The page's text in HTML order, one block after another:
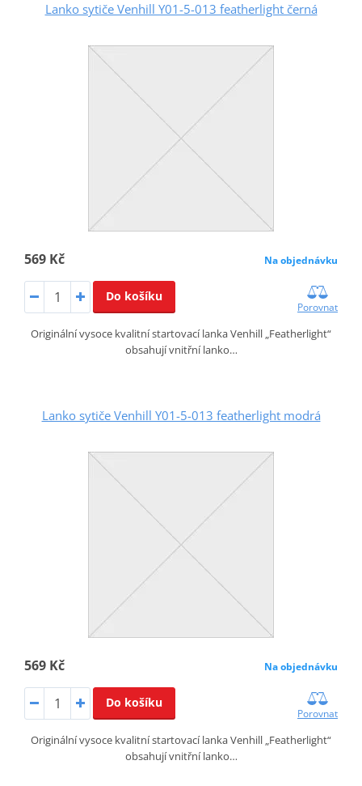
Lanko sytiče Venhill Y01-5-013 featherlight černá
569 Kč Na objednávku
Do košíku
Porovnat
Originální vysoce kvalitní startovací lanka Venhill „Featherlight“
obsahují vnitřní lanko…
Lanko sytiče Venhill Y01-5-013 featherlight modrá
569 Kč Na objednávku
Do košíku
Porovnat
Originální vysoce kvalitní startovací lanka Venhill „Featherlight“
obsahují vnitřní lanko…